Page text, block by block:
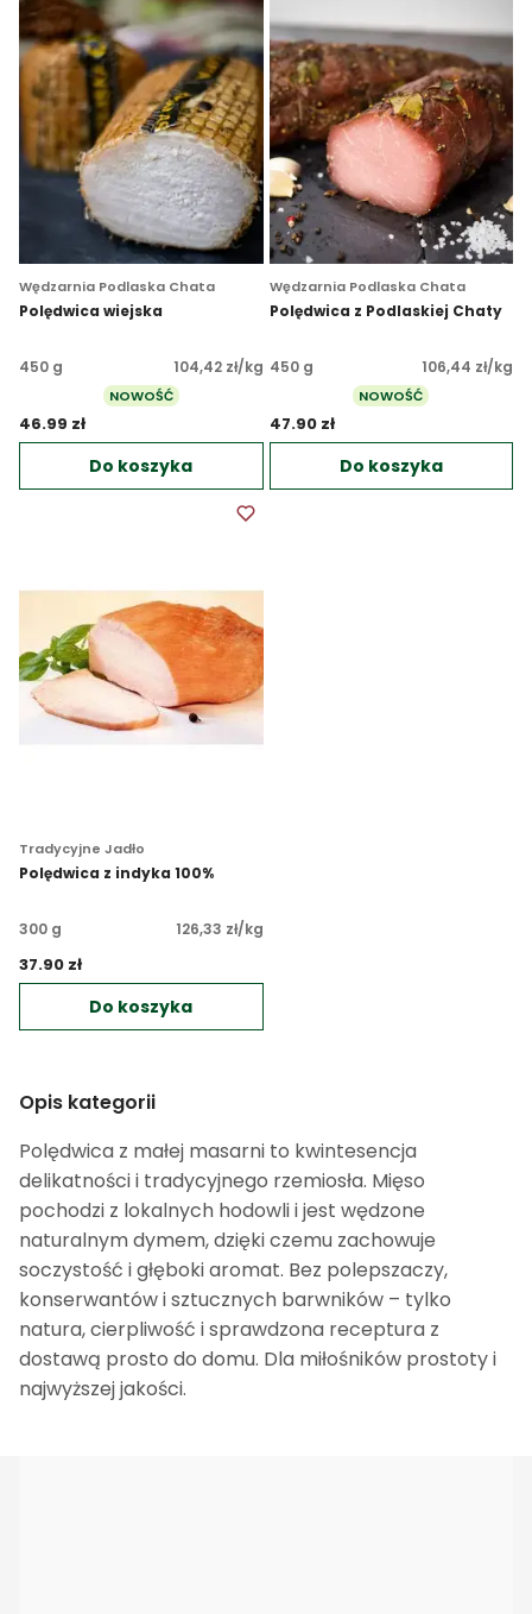
Wędzarnia Podlaska Chata
Polędwica wiejska
450 g 104,42 zł/kg
NOWOŚĆ
46.99 zł
Do koszyka
Wędzarnia Podlaska Chata
Polędwica z Podlaskiej Chaty
450 g 106,44 zł/kg
NOWOŚĆ
47.90 zł
Do koszyka
Tradycyjne Jadło
Polędwica z indyka 100%
300 g 126,33 zł/kg
37.90 zł
Do koszyka
Opis kategorii
Polędwica z małej masarni to kwintesencja
delikatności i tradycyjnego rzemiosła. Mięso
pochodzi z lokalnych hodowli i jest wędzone
naturalnym dymem, dzięki czemu zachowuje
soczystość i głęboki aromat. Bez polepszaczy,
konserwantów i sztucznych barwników – tylko
natura, cierpliwość i sprawdzona receptura z
dostawą prosto do domu. Dla miłośników prostoty i
najwyższej jakości.